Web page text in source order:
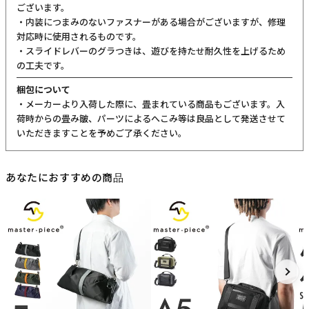
ございます。
・内装につまみのないファスナーがある場合がございますが、修理
対応時に使用されるものです。
・スライドレバーのグラつきは、遊びを持たせ耐久性を上げるため
の工夫です。
梱包について
・メーカーより入荷した際に、畳まれている商品もございます。入
荷時からの畳み皺、パーツによるへこみ等は良品として発送させて
いただきますことを予めご了承ください。
あなたにおすすめの商品